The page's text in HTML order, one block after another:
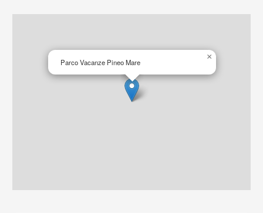
Parco Vacanze Pineo Mare
×